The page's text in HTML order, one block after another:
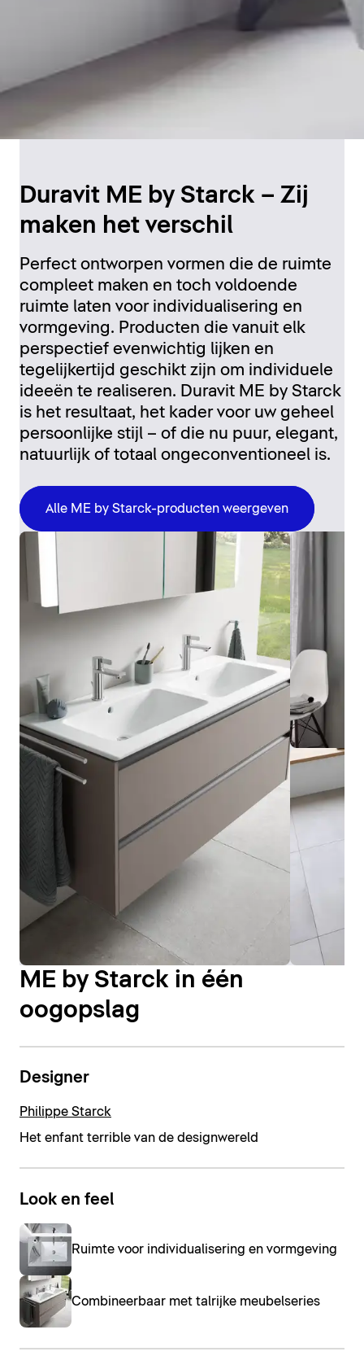
Duravit ME by Starck – Zij
maken het verschil
Perfect ontworpen vormen die de ruimte
compleet maken en toch voldoende
ruimte laten voor individualisering en
vormgeving. Producten die vanuit elk
perspectief evenwichtig lijken en
tegelijkertijd geschikt zijn om individuele
ideeën te realiseren. Duravit ME by Starck
is het resultaat, het kader voor uw geheel
persoonlijke stijl – of die nu puur, elegant,
natuurlijk of totaal ongeconventioneel is.
Alle ME by Starck-producten weergeven
ME by Starck in één
oogopslag
Designer
Philippe Starck
Het enfant terrible van de designwereld
Look en feel
Ruimte voor individualisering en vormgeving
Combineerbaar met talrijke meubelseries